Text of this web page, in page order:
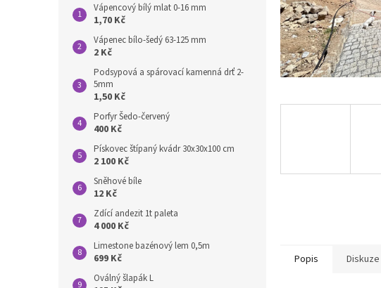
Vápencový bílý mlat 0-16 mm
1,70 Kč
Vápenec bílo-šedý 63-125 mm
2 Kč
Podsypová a spárovací kamenná drť 2-
5mm
1,50 Kč
Porfyr Šedo-červený
400 Kč
Pískovec štípaný kvádr 30x30x100 cm
2 100 Kč
Sněhové bíle
12 Kč
Zdící andezit 1t paleta
4 000 Kč
Limestone bazénový lem 0,5m
699 Kč
Oválný šlapák L
Popis Diskuze